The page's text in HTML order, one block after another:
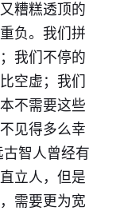
糟糕透顶的
负。我们拼
我们不停的
空虚；我们
不需要这些
见得多么幸
智人曾经有
立人，但是
需要更为宽